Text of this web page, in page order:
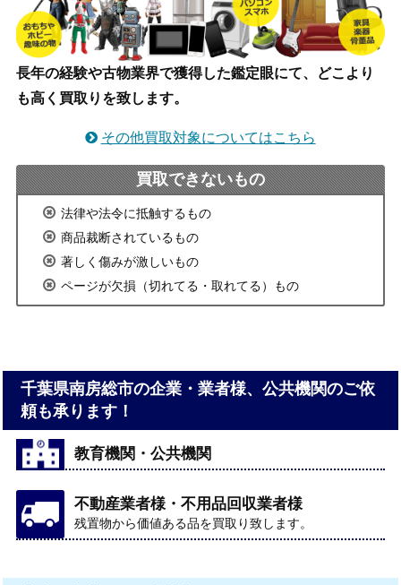
長年の経験や古物業界で獲得した鑑定眼にて、どこより
も高く買取りを致します。
その他買取対象についてはこちら
買取できないもの
法律や法令に抵触するもの
商品裁断されているもの
著しく傷みが激しいもの
ページが欠損（切れてる・取れてる）もの
千葉県南房総市の企業・業者様、公共機関のご依
頼も承ります！
教育機関・公共機関
不動産業者様・不用品回収業者様
残置物から価値ある品を買取り致します。